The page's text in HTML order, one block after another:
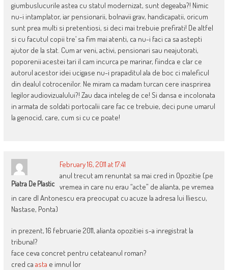
giumbuslucurile astea cu statul modernizat, sunt degeaba?! Nimic
nu-i intamplator, iar pensionarii, bolnavii grav, handicapatii, oricum
sunt prea multi si pretentiosi, si deci mai trebuie prefirati! De altfel
si cu facutul copii tre’ sa fim mai atenti, ca nu-i faci ca sa astepti
ajutor de la stat. Cum ar veni, activi, pensionari sau neajutorati,
poporenii acestei tari il cam incurca pe marinar, fiindca e clar ce
autorul acestor idei ucigase nu-i prapaditul ala de boc ci maleficul
din dealul cotrocenilor. Ne miram ca madam turcan cere inasprirea
legilor audiovizualului?! Zau daca inteleg de ce! Si dansa e incolonata
in armata de soldati portocalii care fac ce trebuie, deci pune umarul
la genocid, care, cum si cu ce poate!
Piatra De Plastic
February 16, 2011 at 17:41
anul trecut am renuntat sa mai cred in Opozitie (pe
vremea in care nu erau “acte” de alianta, pe vremea
in care dl Antonescu era preocupat cu acuze la adresa lui Iliescu,
Nastase, Ponta)
in prezent, 16 februarie 2011, alianta opozitiei s-a inregistrat la
tribunal?
face ceva concret pentru cetateanul roman?
cred ca asta e imnul lor